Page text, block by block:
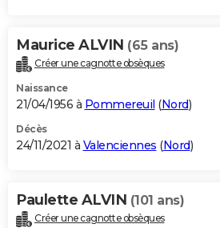
Maurice ALVIN (65 ans)
Créer une cagnotte obsèques
Naissance
21/04/1956 à Pommereuil (Nord)
Décès
24/11/2021 à Valenciennes (Nord)
Paulette ALVIN (101 ans)
Créer une cagnotte obsèques